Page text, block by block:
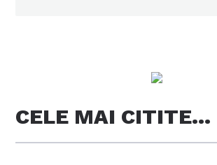
CELE MAI CITITE…